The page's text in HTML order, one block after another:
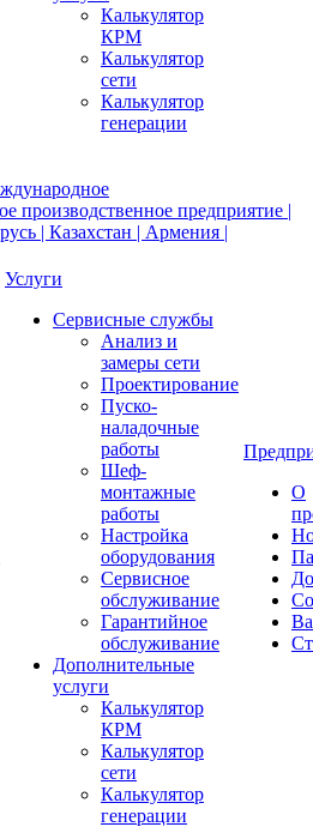
Калькулятор
КРМ
Калькулятор
сети
Калькулятор
генерации
Услуги
Сервисные службы
Анализ и
замеры сети
Проектирование
Пуско-
наладочные
работы
Шеф-
монтажные
работы
Настройка
оборудования
Сервисное
обслуживание
Гарантийное
обслуживание
Дополнительные
услуги
Калькулятор
КРМ
Калькулятор
сети
Калькулятор
генерации
О